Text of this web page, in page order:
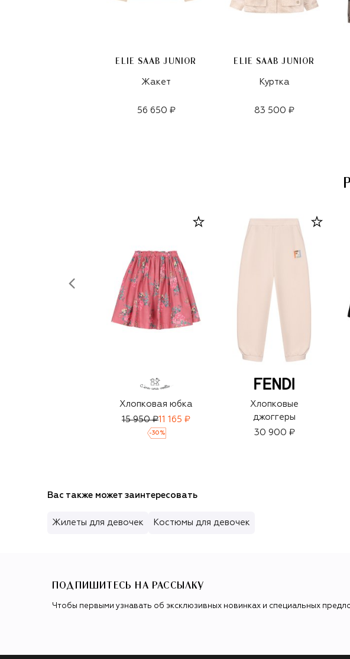
ELIE SAAB JUNIOR
Жакет
56 650 ₽
ELIE SAAB JUNIOR
Куртка
83 500 ₽
Хлопковая юбка
15 950 ₽11 165 ₽
-30 %
Хлопковые
джоггеры
30 900 ₽
Вас также может заинтересовать
Жилеты для девочек Костюмы для девочек
ПОДПИШИТЕСЬ НА РАССЫЛКУ
Чтобы первыми узнавать об эксклюзивных новинках и специальных